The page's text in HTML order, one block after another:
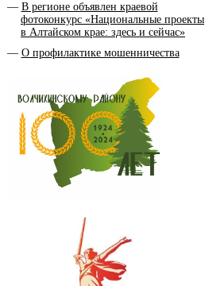
В регионе объявлен краевой
фотоконкурс «Национальные проекты
в Алтайском крае: здесь и сейчас»
О профилактике мошенничества